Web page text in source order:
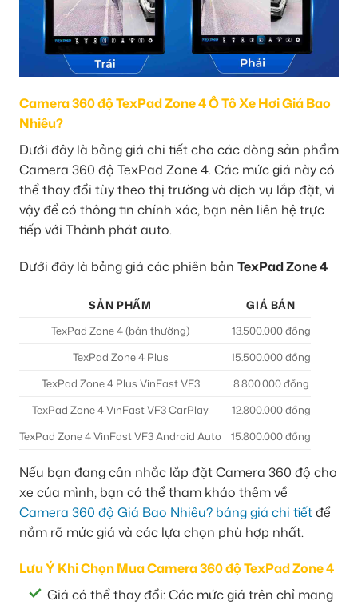
Camera 360 độ TexPad Zone 4 Ô Tô Xe Hơi Giá Bao
Nhiêu?
Dưới đây là bảng giá chi tiết cho các dòng sản phẩm
Camera 360 độ TexPad Zone 4. Các mức giá này có
thể thay đổi tùy theo thị trường và dịch vụ lắp đặt, vì
vậy để có thông tin chính xác, bạn nên liên hệ trực
tiếp với Thành phát auto.
Dưới đây là bảng giá các phiên bản TexPad Zone 4
SẢN PHẨM
GIÁ BÁN
TexPad Zone 4 (bản thường)
13.500.000 đồng
TexPad Zone 4 Plus
15.500.000 đồng
TexPad Zone 4 Plus VinFast VF3
8.800.000 đồng
TexPad Zone 4 VinFast VF3 CarPlay
12.800.000 đồng
TexPad Zone 4 VinFast VF3 Android Auto
15.800.000 đồng
Nếu bạn đang cân nhắc lắp đặt Camera 360 độ cho
xe của mình, bạn có thể tham khảo thêm về
Camera 360 độ Giá Bao Nhiêu? bảng giá chi tiếtđể
nắm rõ mức giá và các lựa chọn phù hợp nhất.
Lưu Ý Khi Chọn Mua Camera 360 độ TexPad Zone 4
Giá có thể thay đổi: Các mức giá trên chỉ mang